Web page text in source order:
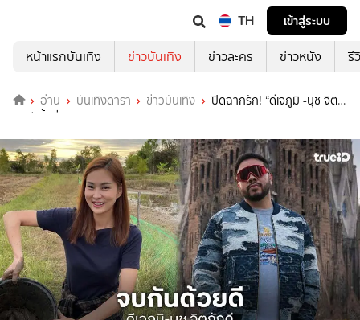
TH
เข้าสู่ระบบ
หน้าแรกบันเทิง
ข่าวบันเทิง ข่าวละคร ข่าวหนัง รี
อ่าน บันเทิงดารา ข่าวบันเทิง
ปิดฉากรัก! “ดีเจภูมิ -นุช จิต
ภักดี”ทั้งที่เคยพยายามปรับตัวกันมาแล้ว